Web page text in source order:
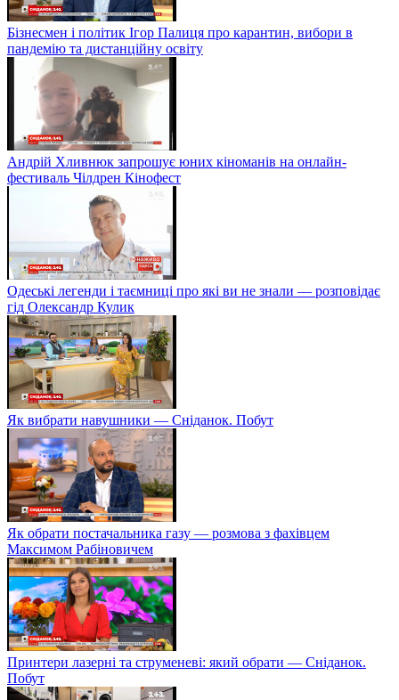
Бізнесмен і політик Ігор Палиця про карантин, вибори в
пандемію та дистанційну освіту
Андрій Хливнюк запрошує юних кіноманів на онлайн-
фестиваль Чілдрен Кінофест
Одеські легенди і таємниці про які ви не знали — розповідає
гід Олександр Кулик
Як вибрати навушники — Сніданок. Побут
Як обрати постачальника газу — розмова з фахівцем
Максимом Рабіновичем
Принтери лазерні та струменеві: який обрати — Сніданок.
Побут